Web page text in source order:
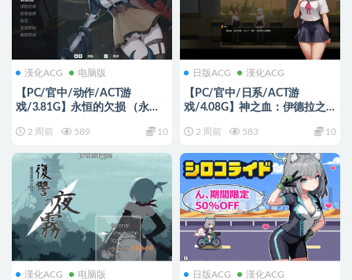
漢化ACG 电脑版
【PC/官中/动作/ACT游
戏/3.81G】永恒的欠损 （永恆
Loss） Ver0.50.1 beta 官中版
+3.81G
2 周前 589 10
日版ACG 漢化ACG
【PC/官中/日系/ACT游
戏/4.08G】神之血：伊德拉之
+日系ACT+4.08G
2 周前 583 10
漢化ACG 电脑版 日版ACG 漢化ACG